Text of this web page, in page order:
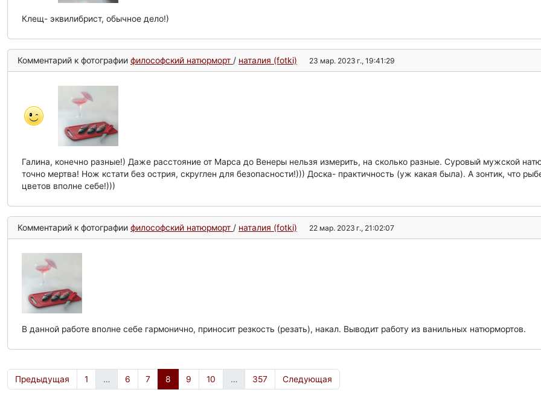
Клещ- эквилибрист, обычное дело!)
Комментарий к фотографии философский натюрморт / наталия (fotki) 23 мар. 2023 г., 19:41:29
Галина, конечно разные!) Даже расстояние от Марса до Венеры нельзя измерить, на сколько разные. Суровый мужской
точно мертва! Нож кстати без острия, скруглен для безопасности!))) Доска- практичность (уж какая была). А зонтик, что
цветов вполне себе!)))
Комментарий к фотографии философский натюрморт / наталия (fotki) 22 мар. 2023 г., 21:02:07
В данной работе вполне себе гармонично, приносит резкость (резать), накал. Выводит работу из ванильных натюрмортов.
Предыдущая 1 … 6 7 8 9 10 … 357 Следующая